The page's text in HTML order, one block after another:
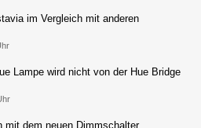
im Vergleich mit anderen
Lampe wird nicht von der Hue Bridge
mit dem neuen Dimmschalter